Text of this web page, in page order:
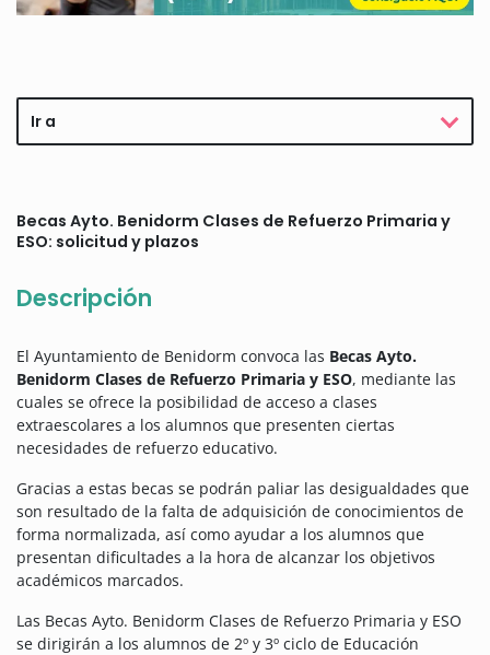
Ir a
Becas Ayto. Benidorm Clases de Refuerzo Primaria y
ESO: solicitud y plazos
Descripción
El Ayuntamiento de Benidorm convoca las Becas Ayto.
Benidorm Clases de Refuerzo Primaria y ESO, mediante las
cuales se ofrece la posibilidad de acceso a clases
extraescolares a los alumnos que presenten ciertas
necesidades de refuerzo educativo.
Gracias a estas becas se podrán paliar las desigualdades que
son resultado de la falta de adquisición de conocimientos de
forma normalizada, así como ayudar a los alumnos que
presentan dificultades a la hora de alcanzar los objetivos
académicos marcados.
Las Becas Ayto. Benidorm Clases de Refuerzo Primaria y ESO
se dirigirán a los alumnos de 2º y 3º ciclo de Educación